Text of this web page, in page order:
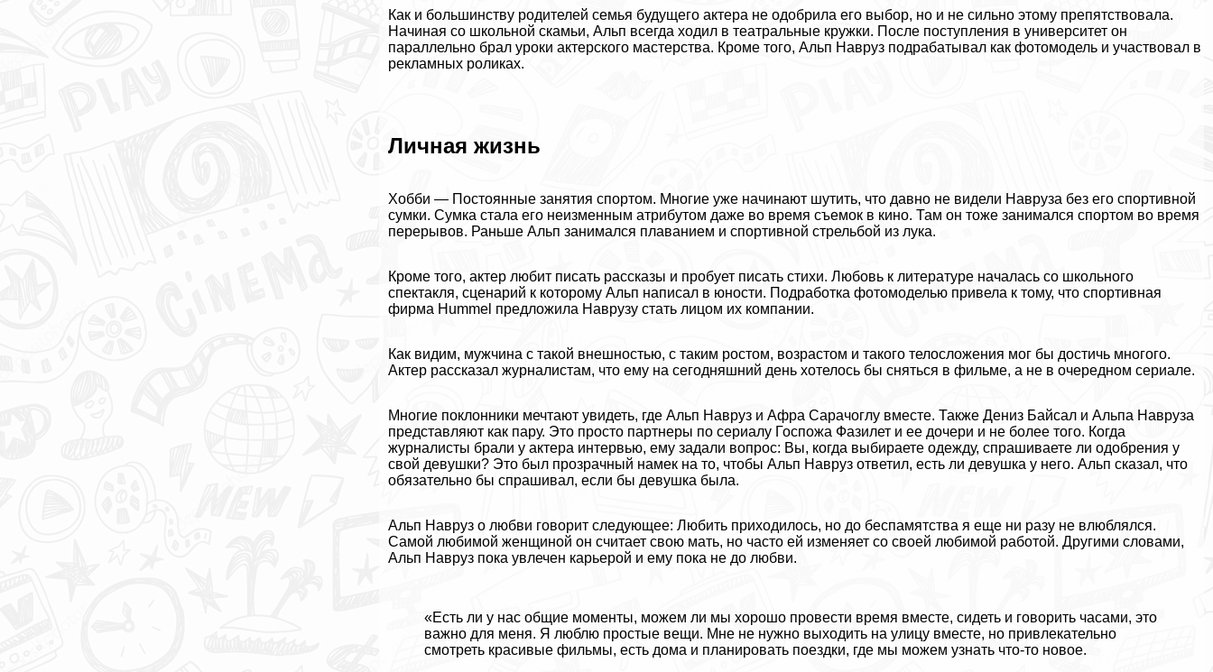
Как и большинству родителей семья будущего актера не одобрила его выбор, но и не сильно этому препятствовала.
Начиная со школьной скамьи, Альп всегда ходил в театральные кружки. После поступления в университет он
параллельно брал уроки актерского мастерства. Кроме того, Альп Навруз подpaбатывал как фотомодель и участвовал в
рекламных роликах.
Личная жизнь
Хобби — Постоянные занятия спортом. Многие уже начинают шутить, что давно не видели Навруза без его спортивной
сумки. Сумка стала его неизменным атрибутом даже во время съемок в кино. Там он тоже занимался спортом во время
перерывов. Раньше Альп занимался плаванием и спортивной стрельбой из лука.
Кроме того, актер любит писать рассказы и пробует писать стихи. Любовь к литературе началась со школьного
спектакля, сценарий к которому Альп написал в юности. Подработка фотомоделью привела к тому, что спортивная
фирма Hummel предложила Наврузу стать лицом их компании.
Как видим, мужчина с такой внешностью, с таким ростом, возрастом и такого телосложения мог бы достичь многого.
Актер рассказал журналистам, что ему на сегодняшний день хотелось бы сняться в фильме, а не в очередном сериале.
Многие поклонники мечтают увидеть, где Альп Навруз и Афра Сарачоглу вместе. Также Дениз Байсал и Альпа Навруза
представляют как пару. Это просто партнеры по сериалу Госпожа Фазилет и ее дочери и не более того. Когда
журналисты брали у актера интервью, ему задали вопрос: Вы, когда выбираете одежду, спрашиваете ли одобрения у
свой дeвyшки? Это был прозрачный намек на то, чтобы Альп Навруз ответил, есть ли дeвyшка у него. Альп сказал, что
обязательно бы спрашивал, если бы дeвyшка была.
Альп Навруз о любви говорит следующее: Любить приходилось, но до беспамятства я еще ни разу не влюблялся.
Самой любимой женщиной он считает свою мать, но часто ей изменяет со своей любимой работой. Другими словами,
Альп Навруз пока увлечен карьерой и ему пока не до любви.
«Есть ли у нас общие моменты, можем ли мы хорошо провести время вместе, сидеть и говорить часами, это
важно для меня. Я люблю простые вещи. Мне не нужно выходить на улицу вместе, но привлекательно
смотреть красивые фильмы, есть дома и планировать поездки, где мы можем узнать что-то новое.